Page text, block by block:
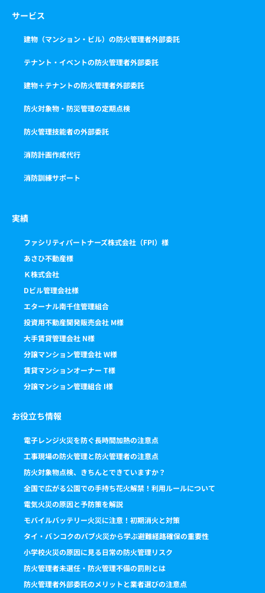
サービス
建物（マンション・ビル）の防火管理者外部委託
テナント・イベントの防火管理者外部委託
建物＋テナントの防火管理者外部委託
防火対象物・防災管理の定期点検
防火管理技能者の外部委託
消防計画作成代行
消防訓練サポート
実績
ファシリティパートナーズ株式会社（FPI）様
あさひ不動産様
Ｋ株式会社
Dビル管理会社様
エターナル南千住管理組合
投資用不動産開発販売会社 M様
大手賃貸管理会社 N様
分譲マンション管理会社 W様
賃貸マンションオーナー T様
分譲マンション管理組合 I様
お役立ち情報
電子レンジ火災を防ぐ長時間加熱の注意点
工事現場の防火管理と防火管理者の注意点
防火対象物点検、きちんとできていますか？
全国で広がる公園での手持ち花火解禁！利用ルールについて
電気火災の原因と予防策を解説
モバイルバッテリー火災に注意！初期消火と対策
タイ・バンコクのパブ火災から学ぶ避難経路確保の重要性
小学校火災の原因に見る日常の防火管理リスク
防火管理者未選任・防火管理不備の罰則とは
防火管理者外部委託のメリットと業者選びの注意点